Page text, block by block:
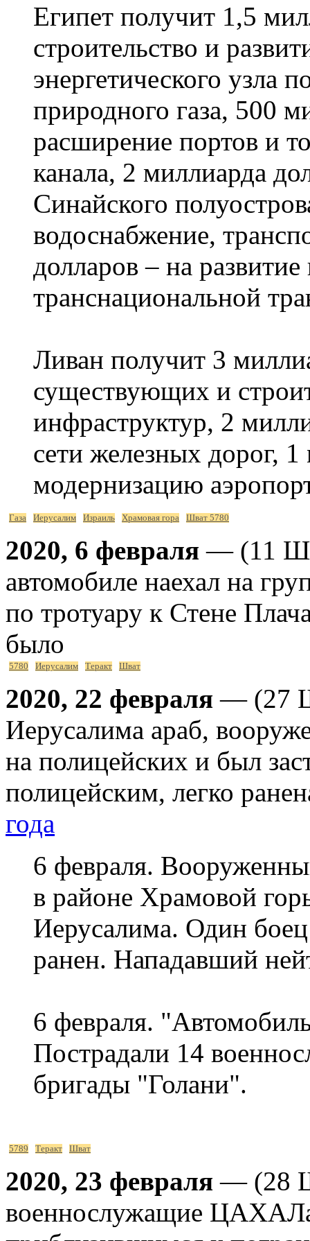
Египет получит 1,5
строительство и
энергетического узла
природного газа, 500
расширение портов и
канала, 2 миллиарда
Синайского
водоснабжение,
долларов – на
транснациональной
Ливан получит 3
существующих и
инфраструктур, 2
сети железных дорог,
модернизацию
Газа Иерусалим Израиль Храмовая гора Шват 5780
2020, 6 февраля — (11
автомобиле наехал на
по тротуару к Стене
было
5780 Иерусалим Теракт Шват
2020, 22 февраля — (27
Иерусалима араб,
на полицейских и был
полицейским, легко
года
6 февраля.
в районе Храмовой
Иерусалима. Один
ранен. Нападавший
6 февраля.
Пострадали 14
бригады "Голани".
5789 Теракт Шват
2020, 23 февраля — (28
военнослужащие